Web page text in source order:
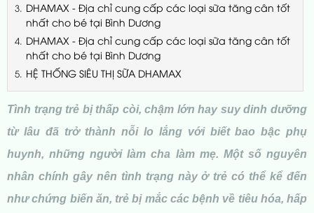
DHAMAX - Địa chỉ cung cấp các loại sữa tăng cân tốt
nhất cho bé tại Bình Dương
DHAMAX - Địa chỉ cung cấp các loại sữa tăng cân tốt
nhất cho bé tại Bình Dương
HỆ THỐNG SIÊU THỊ SỮA DHAMAX
Tình trạng trẻ bị thấp còi, chậm lớn hay suy dinh dưỡng
từ lâu đã trở thành nỗi lo lắng với biết bao bậc phụ
huynh, những người làm cha làm mẹ. Một số nguyên
nhân chính gây nên tình trạng này ở trẻ có thể kể đến
như chứng biến ăn, trẻ bị mắc các bệnh về tiêu hóa, hấp